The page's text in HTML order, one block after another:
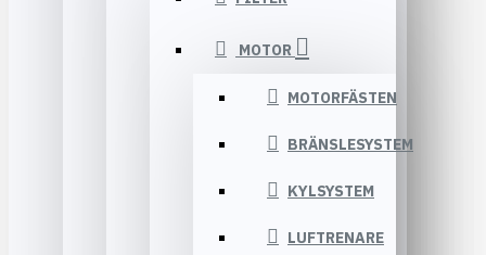
MOTOR
MOTORFÄSTEN
BRÄNSLESYSTEM
KYLSYSTEM
LUFTRENARE